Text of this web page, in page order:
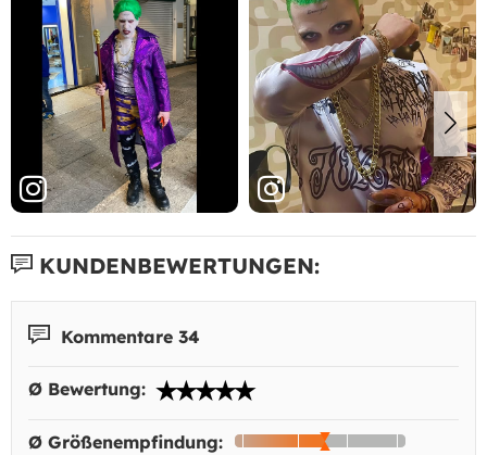
KUNDENBEWERTUNGEN:
Kommentare 34
Ø Bewertung:
Ø Größenempfindung: